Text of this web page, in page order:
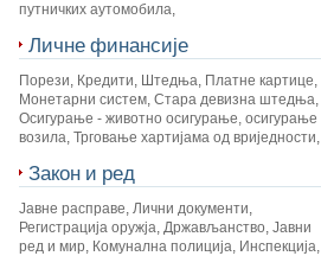
путничких аутомобила,
Личне финансије
Порези, Кредити, Штедња, Платне картице,
Монетарни систем, Стара девизна штедња,
Осигурање - животно осигурање, осигурање
возила, Трговање хартијама од вриједности,
Закон и ред
Јавне расправе, Лични документи,
Регистрација оружја, Држављанство, Јавни
ред и мир, Комунална полиција, Инспекција,